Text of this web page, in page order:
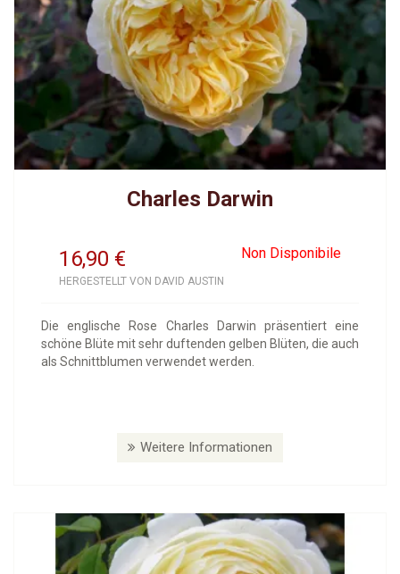
Charles Darwin
16,90 Non Disponibile
€
HERGESTELLT VON DAVID AUSTIN
Die englische Rose Charles Darwin präsentiert eine
schöne Blüte mit sehr duftenden gelben Blüten, die auch
als Schnittblumen verwendet werden.
Weitere Informationen